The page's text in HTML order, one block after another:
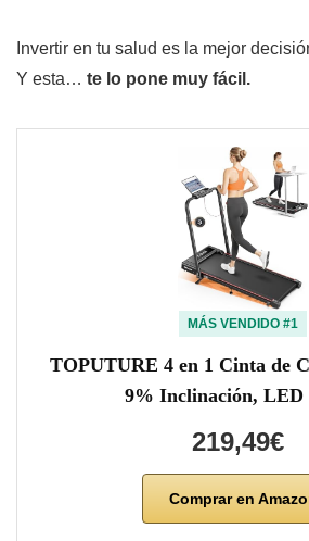
Invertir en tu salud es la mejor
Y esta… te lo pone muy fácil.
MÁS VENDIDO #1
TOPUTURE 4 en 1 Cinta de
9% Inclinación,
219,49€
Comprar en